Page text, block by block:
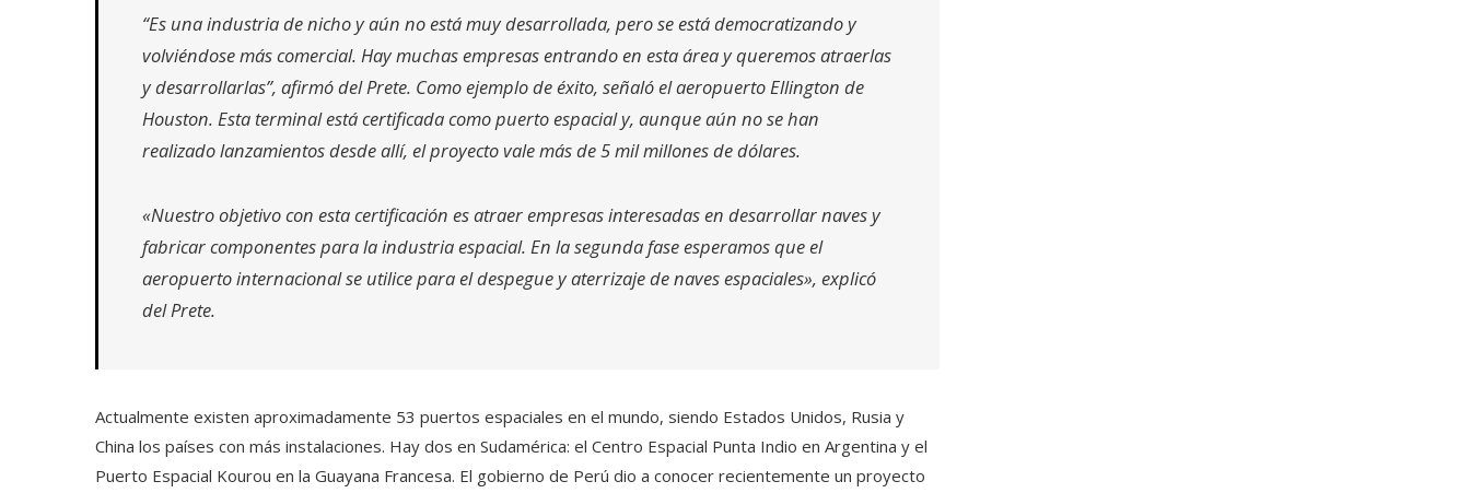
“Es una industria de nicho y aún no está muy desarrollada, pero se está democratizando y
volviéndose más comercial. Hay muchas empresas entrando en esta área y queremos atraerlas
y desarrollarlas”, afirmó del Prete. Como ejemplo de éxito, señaló el aeropuerto Ellington de
Houston. Esta terminal está certificada como puerto espacial y, aunque aún no se han
realizado lanzamientos desde allí, el proyecto vale más de 5 mil millones de dólares.
«Nuestro objetivo con esta certificación es atraer empresas interesadas en desarrollar naves y
fabricar componentes para la industria espacial. En la segunda fase esperamos que el
aeropuerto internacional se utilice para el despegue y aterrizaje de naves espaciales», explicó
del Prete.
Actualmente existen aproximadamente 53 puertos espaciales en el mundo, siendo Estados Unidos, Rusia y
China los países con más instalaciones. Hay dos en Sudamérica: el Centro Espacial Punta Indio en Argentina y el
Puerto Espacial Kourou en la Guayana Francesa. El gobierno de Perú dio a conocer recientemente un proyecto